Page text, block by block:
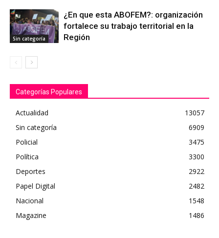
Sin categoría
¿En que esta ABOFEM?: organización
fortalece su trabajo territorial en la
Región
Categorías Populares
Actualidad
13057
Sin categoría
6909
Policial
3475
Política
3300
Deportes
2922
Papel Digital
2482
Nacional
1548
Magazine
1486